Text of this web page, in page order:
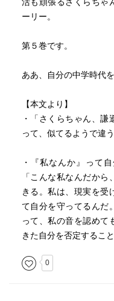
ーリー。
第５巻です。
ああ、自分の中学時代
【本文より】
・「さくらちゃん、
って、似てるようで違う
・『私なんか』って
「こんな私なんだか
きる。私は、現実を受
て自分を守ってるんだ
って、私の音を認めて
きた自分を否定すること
0